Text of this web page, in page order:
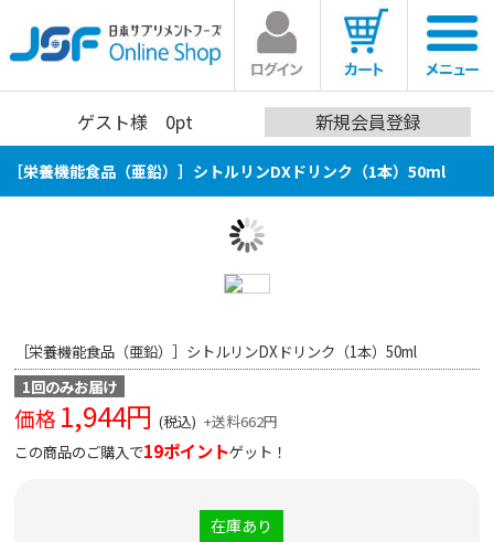
ゲスト様 0pt 新規会員登録
［栄養機能食品（亜鉛）］シトルリンDXドリンク（1本）50ml
［栄養機能食品（亜鉛）］シトルリンDXドリンク（1本）50ml
1回のみお届け
価格1,944円 (税込) +送料662円
この商品のご購入で19ポイントゲット！
在庫あり